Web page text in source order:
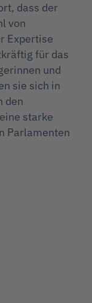
dass der
von
Expertise
für das
und
sie sich in
den
starke
Parlamenten